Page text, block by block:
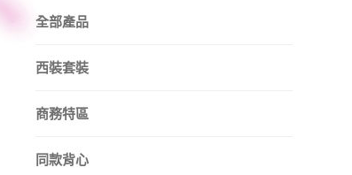
全部產品
西裝套裝
商務特區
同款背心